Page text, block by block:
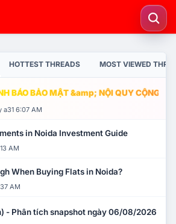
HOTTEST THREADS MOST VIEWED
BÁO BẢO MẬT &amp; NỘI QUY CỘNG
a31 6:07 AM
in Noida Investment Guide
AM
When Buying Flats in Noida?
AM
- Phân tích snapshot ngày 06/08/2026